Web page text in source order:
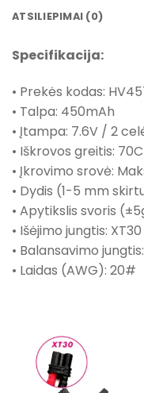
ATSILIEPIMAI (0)
Specifikacija:
• Prekės kodas:
• Talpa: 450mAh
• Įtampa: 7.6V / 2
• Iškrovos greitis:
• Įkrovimo srovė:
• Dydis (1-5 mm
• Apytikslis svoris
• Išėjimo jungtis: XT30
• Balansavimo
• Laidas (AWG): 20#